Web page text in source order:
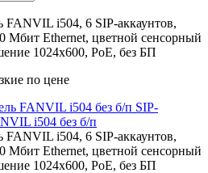
FANVIL i504, 6 SIP-аккаунтов,
Мбит Ethernet, цветной сенсорный
1024х600, PoE, без БП
по цене
SIP-
i504 без б/п
FANVIL i504, 6 SIP-аккаунтов,
Мбит Ethernet, цветной сенсорный
1024х600, PoE, без БП